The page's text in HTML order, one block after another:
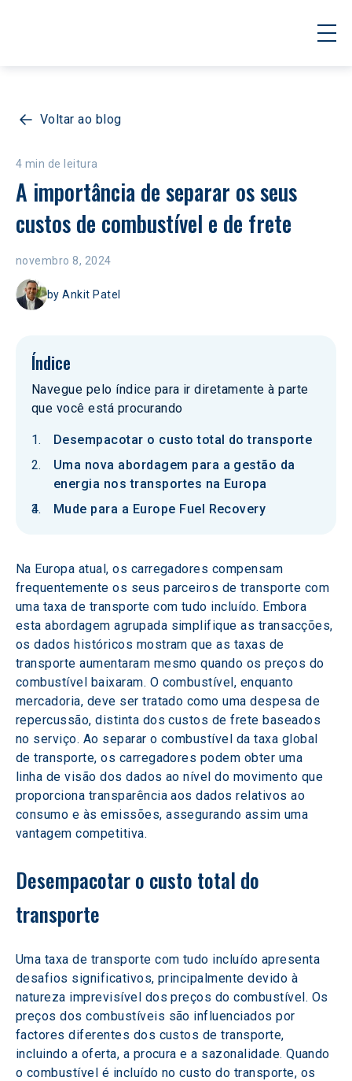
Voltar ao blog
4 min de leitura
A importância de separar os seus
custos de combustível e de frete
novembro 8, 2024
byAnkit Patel
Índice
Navegue pelo índice para ir diretamente à parte
que você está procurando
Desempacotar o custo total do transporte
Uma nova abordagem para a gestão da
energia nos transportes na Europa
Mude para a Europe Fuel Recovery
Na Europa atual, os carregadores compensam
frequentemente os seus parceiros de transporte com
uma taxa de transporte com tudo incluído. Embora
esta abordagem agrupada simplifique as transacções,
os dados históricos mostram que as taxas de
transporte aumentaram mesmo quando os preços do
combustível baixaram. O combustível, enquanto
mercadoria, deve ser tratado como uma despesa de
repercussão, distinta dos custos de frete baseados
no serviço. Ao separar o combustível da taxa global
de transporte, os carregadores podem obter uma
linha de visão dos dados ao nível do movimento que
proporciona transparência aos dados relativos ao
consumo e às emissões, assegurando assim uma
vantagem competitiva.
Desempacotar o custo total do
transporte
Uma taxa de transporte com tudo incluído apresenta
desafios significativos, principalmente devido à
natureza imprevisível dos preços do combustível. Os
preços dos combustíveis são influenciados por
factores diferentes dos custos de transporte,
incluindo a oferta, a procura e a sazonalidade. Quando
o combustível é incluído no custo do transporte, os